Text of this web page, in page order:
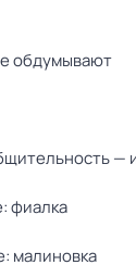
обдумывают
—
фиалка
малиновка